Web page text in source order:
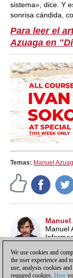
sistema», dice. Y
sonrisa cándida,
Para leer el
Azuaga en
Temas: Manuel
Manuel
Manuel
We use cookies and
the user experience and
use, analysis cookies
required cookies. Here